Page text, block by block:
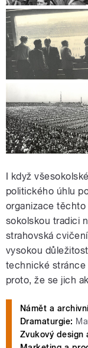
I když
politického úhlu
organizace těchto
sokolskou tradici
strahovská
vysokou
technické stránce
proto, že se jich
Námět a
Dramaturgie:
Zvukový design